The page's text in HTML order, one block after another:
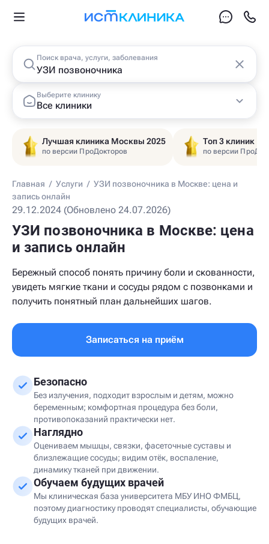
Поиск врача, услуги, заболевания
Выберите клинику
Все клиники
Лучшая клиника Москвы 2025
по версии ПроДокторов
Топ 3 клиник
по версии
Главная / Услуги / УЗИ позвоночника в Москве: цена и
запись онлайн
29.12.2024 (Обновлено 24.07.2026)
УЗИ позвоночника в Москве: цена
и запись онлайн
Бережный способ понять причину боли и скованности,
увидеть мягкие ткани и сосуды рядом с позвонками и
получить понятный план дальнейших шагов.
Записаться на приём
Безопасно
Без излучения, подходит взрослым и детям, можно
беременным; комфортная процедура без боли,
противопоказаний практически нет.
Наглядно
Оцениваем мышцы, связки, фасеточные суставы и
близлежащие сосуды; видим отёк, воспаление,
динамику тканей при движении.
Обучаем будущих врачей
Мы клиническая база университета МБУ ИНО ФМБЦ,
поэтому диагностику проводят специалисты, обучающие
будущих врачей.